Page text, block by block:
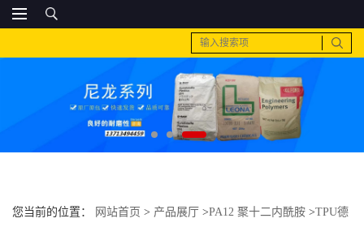
您当前的位置： 网站首页 > 产品展厅 >PA12 聚十二内酰胺 >TPU德